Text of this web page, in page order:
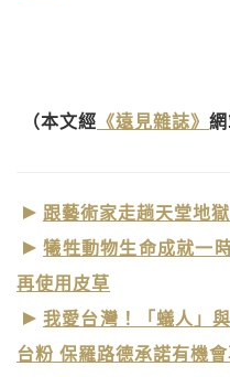
（本文經 《遠見雜誌》
跟藝術家走趟天堂地
犧牲動物生命成就一
再使用皮草
我愛台灣！「蟻人」
台粉 保羅路德承諾有機